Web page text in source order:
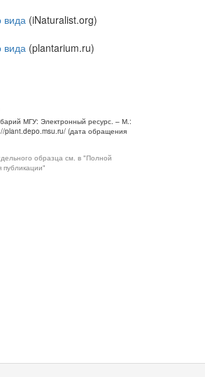
вида (iNaturalist.org)
вида (plantarium.ru)
МГУ: Электронный ресурс. – М.:
(дата обращения
образца см. в "Полной
публикации"